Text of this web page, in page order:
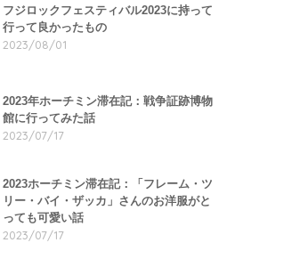
フジロックフェスティバル2023に持って
行って良かったもの
2023/08/01
2023年ホーチミン滞在記：戦争証跡博物
館に行ってみた話
2023/07/17
2023ホーチミン滞在記：「フレーム・ツ
リー・バイ・ザッカ」さんのお洋服がと
っても可愛い話
2023/07/17